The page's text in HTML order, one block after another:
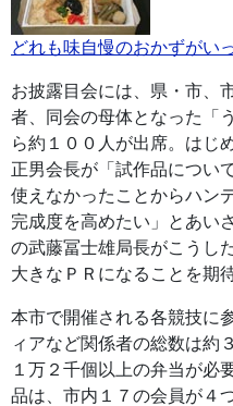
どれも味自慢のおかずがい
お披露目会には、県・市、
者、同会の母体となった「
ら約１００人が出席。はじ
正男会長が「試作品につい
使えなかったことからハン
完成度を高めたい」とあい
の武藤冨士雄局長がこうし
大きなＰＲになることを期
本市で開催される各競技に
ィアなど関係者の総数は約
１万２千個以上の弁当が必
品は、市内１７の会員が４